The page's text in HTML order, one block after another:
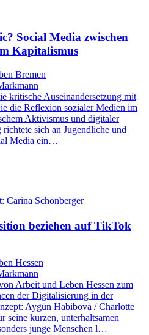
Social Media zwischen
Kapitalismus
Bremen
kritische Auseinandersetzung mit
die Reflexion sozialer Medien im
Aktivismus und digitaler
sich an Jugendliche und
Media ein…
Carina Schönberger
beziehen auf TikTok
Hessen
Arbeit und Leben Hessen zum
der Digitalisierung in der
Aygün Habibova / Charlotte
seine kurzen, unterhaltsamen
junge Menschen l…